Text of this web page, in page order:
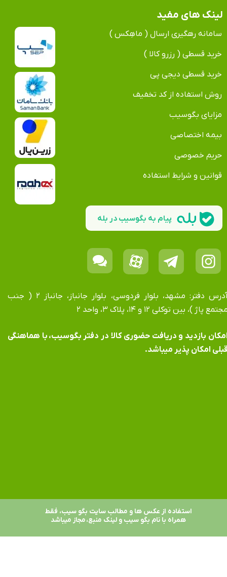
لینک های مفید
سامانه رهگیری ارسال ( ماهِکس )
خرید قسطی ( رزرو کالا )
خرید قسطی دیجی پی
روش استفاده از کد تخفیف
مزایای بگوسیب
بیمه اختصاصی
حریم خصوصی
قوانین و شرایط استفاده
آدرس دفتر: مشهد، بلوار فردوسی، بلوار جانباز، جانباز ۲ ( جنب
پاژ )، بین توکلی ۱۲ و ۱۴، پلاک ۳، واحد ۲
بازدید و دریافت حضوری کالا در دفتر بگوسیب، با هماهنگی
امکان پذیر میباشد.
پیام به بگوسیب در بله
استفاده از عکس ها و مطالب سایت بگو سیب، فقط
همراه با نام بگو سیب و لینک منبع، مجاز میباشد